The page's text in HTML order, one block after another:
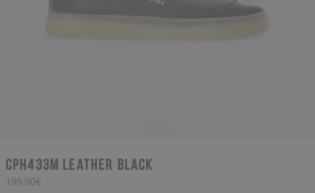
CPH433M leather black
199,90€